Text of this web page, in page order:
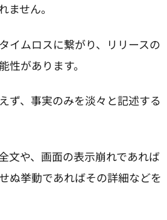
ません。
イムロスに繋がり、リリースの
性があります。
ず、事実のみを淡々と記述する
文や、画面の表示崩れであれば
ぬ挙動であればその詳細などを